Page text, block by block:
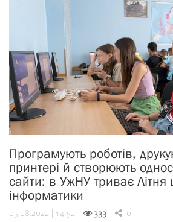
Програмують роботів,
принтері й створюють
сайти: в УжНУ триває Літня
інформатики
05.08.2022 | 14:52 333 0